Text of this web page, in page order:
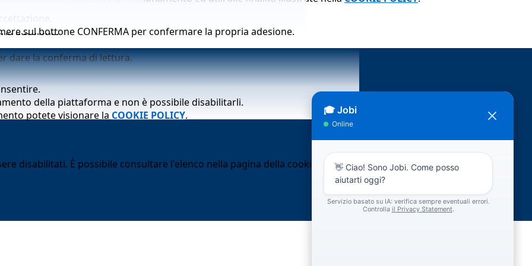
adesione.
dare la conferma di lettura.
sul bottone CONFERMA per confermare la propria adesione.
dare la conferma di lettura.
della piattaforma e non è possibile disabilitarli.
potete visionare la COOKIE POLICY.
disabilitati. È possibile consultare l'elenco nella pagina della cookie policy.